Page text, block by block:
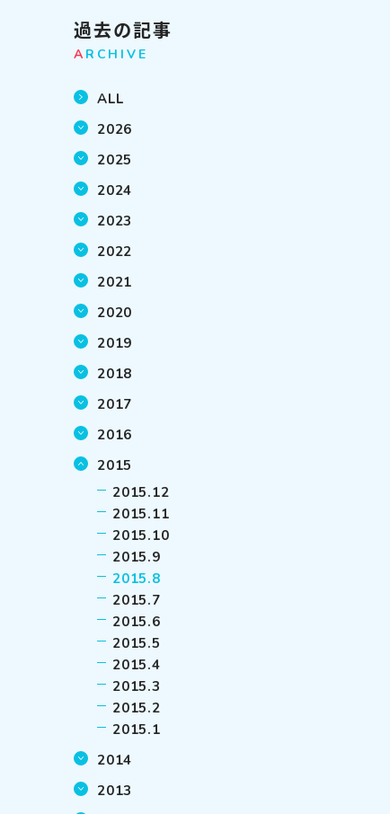
過去の記事
A RCHIVE
ALL
2026
2025
2024
2023
2022
2021
2020
2019
2018
2017
2016
2015
2015.12
2015.11
2015.10
2015.9
2015.8
2015.7
2015.6
2015.5
2015.4
2015.3
2015.2
2015.1
2014
2013